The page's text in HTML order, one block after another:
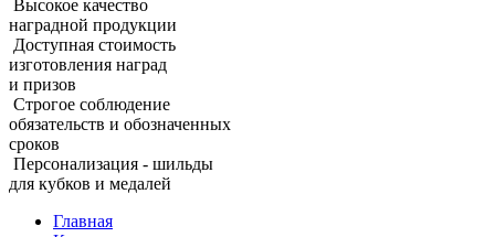
Высокое качество
наградной продукции
Доступная стоимость
изготовления наград
и призов
Строгое соблюдение
обязательств и обозначенных
сроков
Персонализация - шильды
для кубков и медалей
Главная